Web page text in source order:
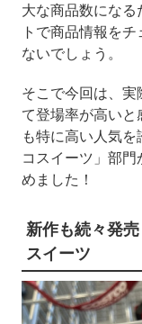
大な商品数にな
トで商品情報を
ないでしょう。
そこで今回は、
て登場率が高い
も特に高い人気
コスイーツ」部
めました！
新作も続々発
スイーツ